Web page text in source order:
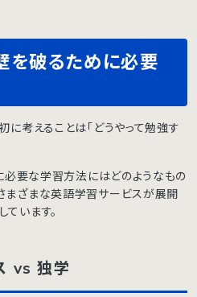
破るために必要
に考えることは「どうやって勉強す
要な学習方法にはどのようなもの
まざまな英語学習サービスが展開
います。
vs 独学